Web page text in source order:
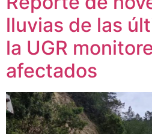
lluvias de las
la UGR
afectados